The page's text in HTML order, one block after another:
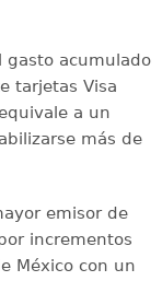
gasto acumulado
tarjetas Visa
a un
más de
emisor de
incrementos
México con un